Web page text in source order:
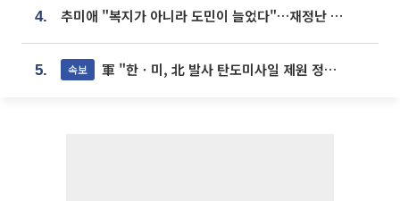
4. 추미애 "복지가 아니라 도민이 늘었다"…재정난 책임론 정면돌파
5. 속보 軍 "한ㆍ미, 北 발사 탄도미사일 제원 정밀분석 중"